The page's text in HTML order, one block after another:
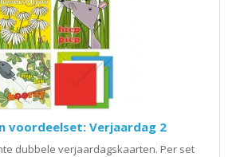
voordeelset: Verjaardag 2
dubbele verjaardagskaarten. Per set